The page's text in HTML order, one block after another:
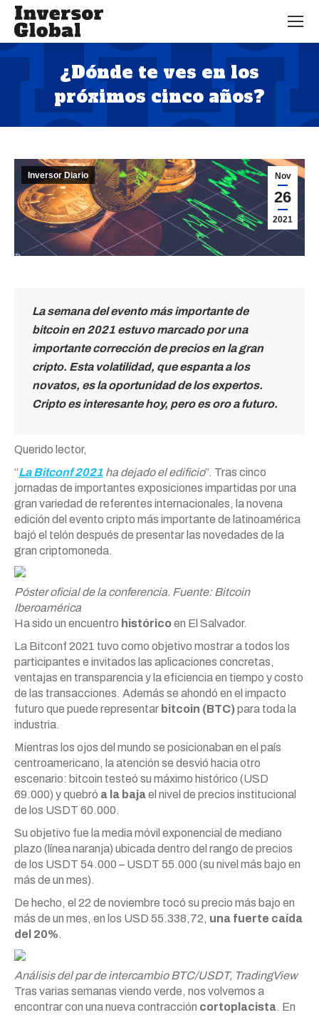
¿Dónde te ves en los
próximos cinco años?
Estás aquí:
Nov
26
2021
Inversor Diario
La semana del evento más importante de
bitcoin en 2021 estuvo marcado por una
importante corrección de precios en la gran
cripto. Esta volatilidad, que espanta a los
novatos, es la oportunidad de los expertos.
Cripto es interesante hoy, pero es oro a futuro.
Querido lector,
“La Bitconf 2021 ha dejado el edificio”. Tras cinco
jornadas de importantes exposiciones impartidas por una
gran variedad de referentes internacionales, la novena
edición del evento cripto más importante de latinoamérica
bajó el telón después de presentar las novedades de la
gran criptomoneda.
Póster oficial de la conferencia. Fuente: Bitcoin
Iberoamérica
Ha sido un encuentro históricoen El Salvador.
La Bitconf 2021 tuvo como objetivo mostrar a todos los
participantes e invitados las aplicaciones concretas,
ventajas en transparencia y la eficiencia en tiempo y costo
de las transacciones. Además se ahondó en el impacto
futuro que puede representar bitcoin (BTC)para toda la
industria.
Mientras los ojos del mundo se posicionaban en el país
centroamericano, la atención se desvió hacia otro
escenario: bitcoin testeó su máximo histórico (USD
69.000) y quebró a la bajael nivel de precios institucional
de los USDT 60.000.
Su objetivo fue la media móvil exponencial de mediano
plazo (línea naranja) ubicada dentro del rango de precios
de los USDT 54.000 – USDT 55.000 (su nivel más bajo en
más de un mes).
De hecho, el 22 de noviembre tocó su precio más bajo en
más de un mes, en los USD 55.338,72, una fuerte caída
del 20%.
Análisis del par de intercambio BTC/USDT, TradingView
Tras varias semanas viendo verde, nos volvemos a
encontrar con una nueva contracción cortoplacista. En